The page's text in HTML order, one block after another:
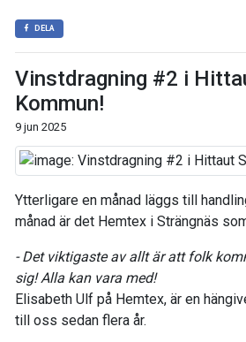
DELA
Vinstdragning #2 i
Kommun!
9 jun 2025
Ytterligare en månad läggs till
månad är det Hemtex i Strängnäs
- Det viktigaste av allt är att folk
sig! Alla kan vara med!
Elisabeth Ulf på Hemtex, är en
till oss sedan flera år.